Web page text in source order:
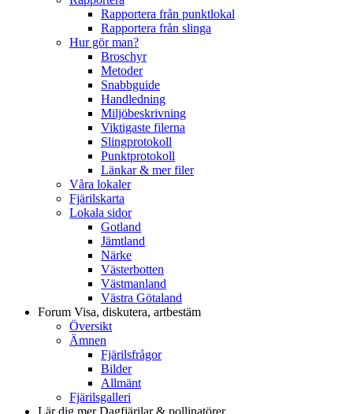
Rapportera från punktlokal
Rapportera från slinga
Hur gör man?
Broschyr
Metoder
Snabbguide
Handledning
Miljöbeskrivning
Viktigaste filerna
Slingprotokoll
Punktprotokoll
Länkar & mer filer
Våra lokaler
Fjärilskarta
Lokala sidor
Gotland
Jämtland
Närke
Västerbotten
Västmanland
Västra Götaland
Forum Visa, diskutera, artbestäm
Översikt
Ämnen
Fjärilsfrågor
Bilder
Allmänt
Fjärilsgalleri
Lär dig merDagfjärilar & pollinatörer